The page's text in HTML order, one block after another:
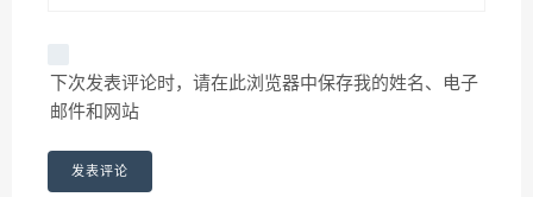
下次发表评论时，请在此浏览器中保存我的姓名、电子
邮件和网站